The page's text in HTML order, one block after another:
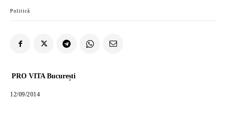
Politică
PRO VITA București
12/09/2014